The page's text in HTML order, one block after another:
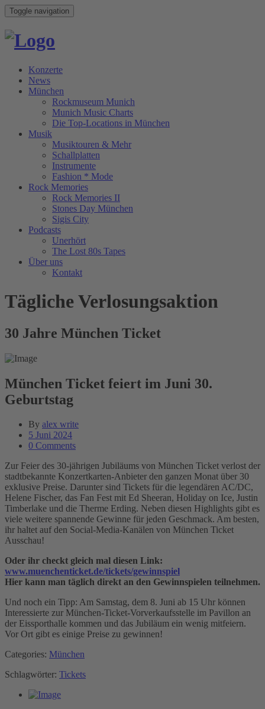
Toggle navigation
Konzerte
News
München
Rockmuseum Munich
Munich Music Charts
Die Top-Locations in München
Musik
Musiktouren & Mehr
Schallplatten
Instrumente
Fashion * Mode
Rock Memories
Rock Memories II
Stones Day München
Sigis City
Podcasts
Unerhört
The Lost 80s Tapes
Über uns
Kontakt
Tägliche Verlosungsaktion
30 Jahre München Ticket
München Ticket feiert im Juni 30.
Geburtstag
By alex write
5 Juni 2024
0 Comments
Zur Feier des 30-jährigen Jubiläums von München Ticket verlost der
stadtbekannte Konzertkarten-Anbieter den ganzen Monat über 30
exklusive Preise. Darunter sind Tickets für die legendären AC/DC,
Helene Fischer, das Fan Fest mit Ed Sheeran, Holiday on Ice, Justin
Timberlake und die Therme Erding. Neben diesen Highlights gibt es
viele weitere spannende Gewinne für jeden Geschmack. Am besten,
ihr haltet auf den Social-Media-Kanälen von München Ticket
Ausschau!
Oder ihr checkt gleich mal diesen Link:
www.muenchenticket.de/tickets/gewinnspiel
Hier kann man täglich direkt an den Gewinnspielen teilnehmen.
Und noch ein Tipp: Am Samstag, dem 8. Juni ab 15 Uhr können
Interessierte zur München-Ticket-Vorverkaufsstelle im Pavillon an
der Eissporthalle kommen und das Jubiläum ein wenig mitfeiern.
Vor Ort gibt es einige Preise zu gewinnen!
Categories: München
Schlagwörter: Tickets